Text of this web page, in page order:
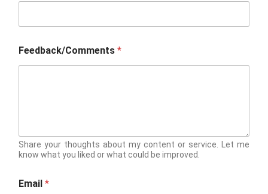
Feedback/Comments *
Share your thoughts about my content or service. Let me
know what you liked or what could be improved.
Email *